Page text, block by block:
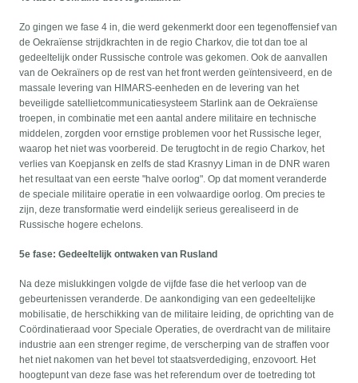
Zo gingen we fase 4 in, die werd gekenmerkt door een tegenoffensief van
de Oekraïense strijdkrachten in de regio Charkov, die tot dan toe al
gedeeltelijk onder Russische controle was gekomen. Ook de aanvallen
van de Oekraïners op de rest van het front werden geïntensiveerd, en de
massale levering van HIMARS-eenheden en de levering van het
beveiligde satellietcommunicatiesysteem Starlink aan de Oekraïense
troepen, in combinatie met een aantal andere militaire en technische
middelen, zorgden voor ernstige problemen voor het Russische leger,
waarop het niet was voorbereid. De terugtocht in de regio Charkov, het
verlies van Koepjansk en zelfs de stad Krasnyy Liman in de DNR waren
het resultaat van een eerste "halve oorlog". Op dat moment veranderde
de speciale militaire operatie in een volwaardige oorlog. Om precies te
zijn, deze transformatie werd eindelijk serieus gerealiseerd in de
Russische hogere echelons.
5e fase: Gedeeltelijk ontwaken van Rusland
Na deze mislukkingen volgde de vijfde fase die het verloop van de
gebeurtenissen veranderde. De aankondiging van een gedeeltelijke
mobilisatie, de herschikking van de militaire leiding, de oprichting van de
Coördinatieraad voor Speciale Operaties, de overdracht van de militaire
industrie aan een strenger regime, de verscherping van de straffen voor
het niet nakomen van het bevel tot staatsverdediging, enzovoort. Het
hoogtepunt van deze fase was het referendum over de toetreding tot